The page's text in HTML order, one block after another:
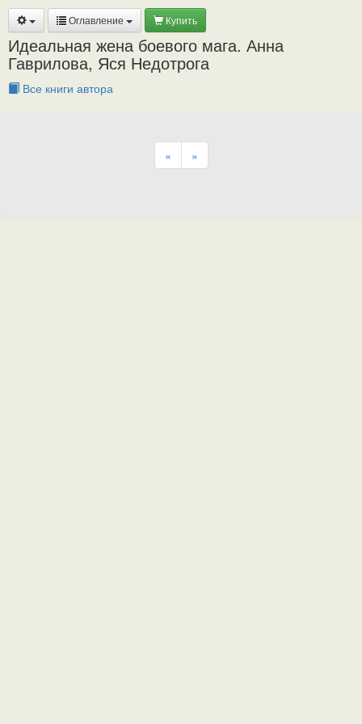
Оглавление Купить
Идеальная жена боевого мага. Анна
Гаврилова, Яся Недотрога
Все книги автора
« »